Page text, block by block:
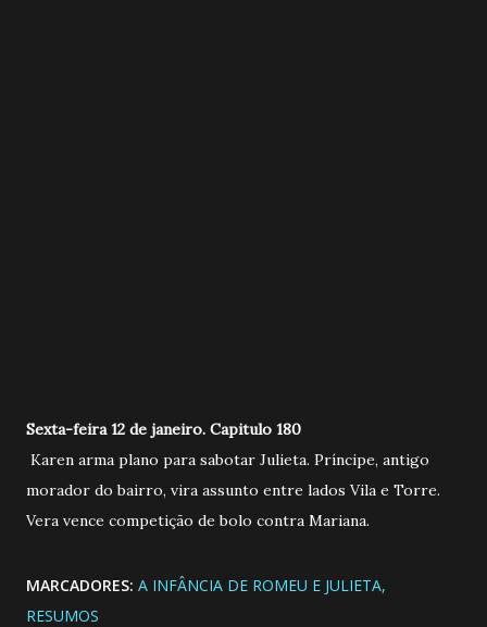
Sexta-feira 12 de janeiro. Capitulo 180
Karen arma plano para sabotar Julieta. Príncipe, antigo
morador do bairro, vira assunto entre lados Vila e Torre.
Vera vence competição de bolo contra Mariana.
MARCADORES: A INFÂNCIA DE ROMEU E JULIETA
RESUMOS